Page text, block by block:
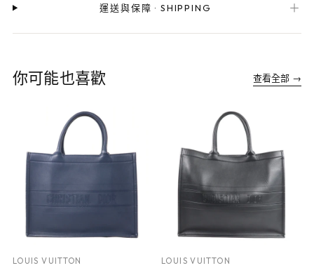
運送與保障 · SHIPPING ＋
你可能也喜歡 查看全部 →
LOUIS VUITTON LOUIS VUITTON